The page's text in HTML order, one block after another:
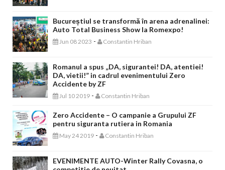
Bucureștiul se transformă în arena adrenalinei:
Auto Total Business Show la Romexpo!
Jun 08 2023 - Constantin Hriban
Romanul a spus „DA, sigurantei! DA, atentiei!
DA, vietii!” in cadrul evenimentului Zero
Accidente by ZF
Jul 10 2019 - Constantin Hriban
Zero Accidente – O campanie a Grupului ZF
pentru siguranta rutiera in Romania
May 24 2019 - Constantin Hriban
EVENIMENTE AUTO-Winter Rally Covasna, o